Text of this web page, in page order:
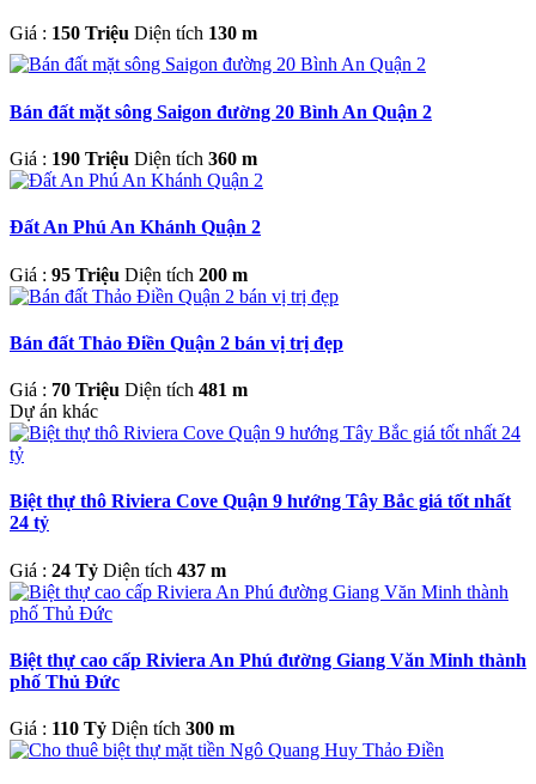
Giá : 150 Triệu Diện tích 130 m
Bán đất mặt sông Saigon đường 20 Bình An Quận 2
Giá : 190 Triệu Diện tích 360 m
Đất An Phú An Khánh Quận 2
Giá : 95 Triệu Diện tích 200 m
Bán đất Thảo Điền Quận 2 bán vị trị đẹp
Giá : 70 Triệu Diện tích 481 m
Dự án khác
Biệt thự thô Riviera Cove Quận 9 hướng Tây Bắc giá tốt nhất
24 tỷ
Giá : 24 Tỷ Diện tích 437 m
Biệt thự cao cấp Riviera An Phú đường Giang Văn Minh thành
phố Thủ Đức
Giá : 110 Tỷ Diện tích 300 m